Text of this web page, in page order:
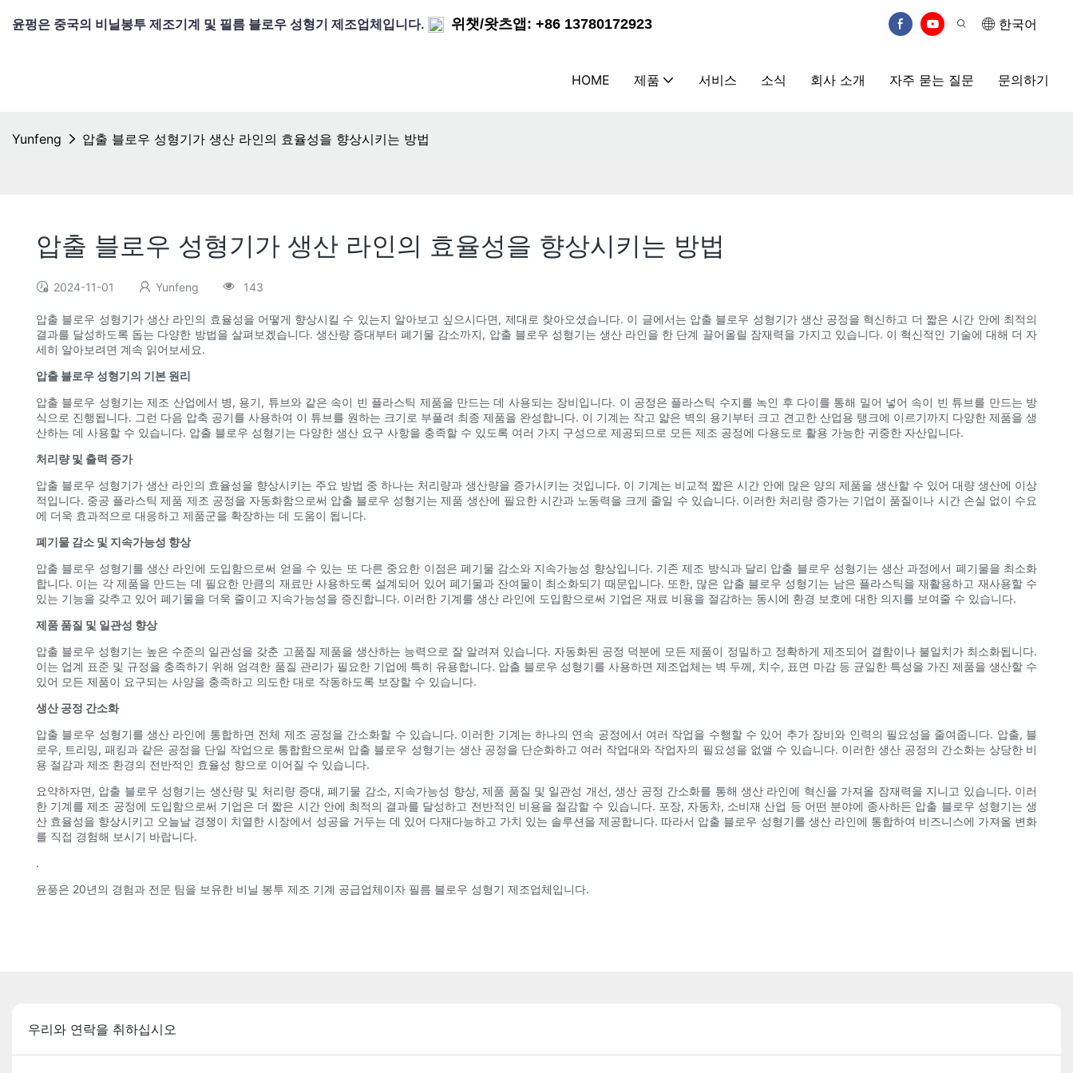
윤펑은 중국의 비닐봉투 제조기계 및 필름 블로우 성형기 제조업체입니다. 위챗/왓츠앱: +86 13780172923 한국어
HOME 제품 서비스 소식 회사 소개 자주 묻는 질문 문의하기
Yunfeng 압출 블로우 성형기가 생산 라인의 효율성을 향상시키는 방법
압출 블로우 성형기가 생산 라인의 효율성을 향상시키는 방법
2024-11-01 Yunfeng 143
압출 블로우 성형기가 생산 라인의 효율성을 어떻게 향상시킬 수 있는지 알아보고 싶으시다면, 제대로 찾아오셨습니다. 이 글에서는 압출 블로우 성형기가 생산 공정을 혁신하고 더 짧은 시간 안에 최적의
결과를 달성하도록 돕는 다양한 방법을 살펴보겠습니다. 생산량 증대부터 폐기물 감소까지, 압출 블로우 성형기는 생산 라인을 한 단계 끌어올릴 잠재력을 가지고 있습니다. 이 혁신적인 기술에 대해 더 자
세히 알아보려면 계속 읽어보세요.
압출 블로우 성형기의 기본 원리
압출 블로우 성형기는 제조 산업에서 병, 용기, 튜브와 같은 속이 빈 플라스틱 제품을 만드는 데 사용되는 장비입니다. 이 공정은 플라스틱 수지를 녹인 후 다이를 통해 밀어 넣어 속이 빈 튜브를 만드는 방
식으로 진행됩니다. 그런 다음 압축 공기를 사용하여 이 튜브를 원하는 크기로 부풀려 최종 제품을 완성합니다. 이 기계는 작고 얇은 벽의 용기부터 크고 견고한 산업용 탱크에 이르기까지 다양한 제품을 생
산하는 데 사용할 수 있습니다. 압출 블로우 성형기는 다양한 생산 요구 사항을 충족할 수 있도록 여러 가지 구성으로 제공되므로 모든 제조 공정에 다용도로 활용 가능한 귀중한 자산입니다.
처리량 및 출력 증가
압출 블로우 성형기가 생산 라인의 효율성을 향상시키는 주요 방법 중 하나는 처리량과 생산량을 증가시키는 것입니다. 이 기계는 비교적 짧은 시간 안에 많은 양의 제품을 생산할 수 있어 대량 생산에 이상
적입니다. 중공 플라스틱 제품 제조 공정을 자동화함으로써 압출 블로우 성형기는 제품 생산에 필요한 시간과 노동력을 크게 줄일 수 있습니다. 이러한 처리량 증가는 기업이 품질이나 시간 손실 없이 수요
에 더욱 효과적으로 대응하고 제품군을 확장하는 데 도움이 됩니다.
폐기물 감소 및 지속가능성 향상
압출 블로우 성형기를 생산 라인에 도입함으로써 얻을 수 있는 또 다른 중요한 이점은 폐기물 감소와 지속가능성 향상입니다. 기존 제조 방식과 달리 압출 블로우 성형기는 생산 과정에서 폐기물을 최소화
합니다. 이는 각 제품을 만드는 데 필요한 만큼의 재료만 사용하도록 설계되어 있어 폐기물과 잔여물이 최소화되기 때문입니다. 또한, 많은 압출 블로우 성형기는 남은 플라스틱을 재활용하고 재사용할 수
있는 기능을 갖추고 있어 폐기물을 더욱 줄이고 지속가능성을 증진합니다. 이러한 기계를 생산 라인에 도입함으로써 기업은 재료 비용을 절감하는 동시에 환경 보호에 대한 의지를 보여줄 수 있습니다.
제품 품질 및 일관성 향상
압출 블로우 성형기는 높은 수준의 일관성을 갖춘 고품질 제품을 생산하는 능력으로 잘 알려져 있습니다. 자동화된 공정 덕분에 모든 제품이 정밀하고 정확하게 제조되어 결함이나 불일치가 최소화됩니다.
이는 업계 표준 및 규정을 충족하기 위해 엄격한 품질 관리가 필요한 기업에 특히 유용합니다. 압출 블로우 성형기를 사용하면 제조업체는 벽 두께, 치수, 표면 마감 등 균일한 특성을 가진 제품을 생산할 수
있어 모든 제품이 요구되는 사양을 충족하고 의도한 대로 작동하도록 보장할 수 있습니다.
생산 공정 간소화
압출 블로우 성형기를 생산 라인에 통합하면 전체 제조 공정을 간소화할 수 있습니다. 이러한 기계는 하나의 연속 공정에서 여러 작업을 수행할 수 있어 추가 장비와 인력의 필요성을 줄여줍니다. 압출, 블
로우, 트리밍, 패킹과 같은 공정을 단일 작업으로 통합함으로써 압출 블로우 성형기는 생산 공정을 단순화하고 여러 작업대와 작업자의 필요성을 없앨 수 있습니다. 이러한 생산 공정의 간소화는 상당한 비
용 절감과 제조 환경의 전반적인 효율성 향으로 이어질 수 있습니다.
요약하자면, 압출 블로우 성형기는 생산량 및 처리량 증대, 폐기물 감소, 지속가능성 향상, 제품 품질 및 일관성 개선, 생산 공정 간소화를 통해 생산 라인에 혁신을 가져올 잠재력을 지니고 있습니다. 이러
한 기계를 제조 공정에 도입함으로써 기업은 더 짧은 시간 안에 최적의 결과를 달성하고 전반적인 비용을 절감할 수 있습니다. 포장, 자동차, 소비재 산업 등 어떤 분야에 종사하든 압출 블로우 성형기는 생
산 효율성을 향상시키고 오늘날 경쟁이 치열한 시장에서 성공을 거두는 데 있어 다재다능하고 가치 있는 솔루션을 제공합니다. 따라서 압출 블로우 성형기를 생산 라인에 통합하여 비즈니스에 가져올 변화
를 직접 경험해 보시기 바랍니다.
.
윤풍은 20년의 경험과 전문 팀을 보유한 비닐 봉투 제조 기계 공급업체이자 필름 블로우 성형기 제조업체입니다.
우리와 연락을 취하십시오